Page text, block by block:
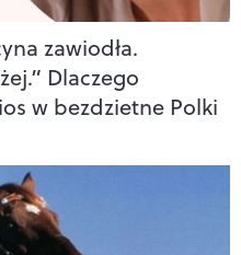
zawiodła.
Dlaczego
w bezdzietne Polki